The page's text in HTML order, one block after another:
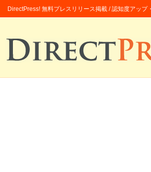
DirectPress! 無料プレスリリース掲載 / 認知度アッ